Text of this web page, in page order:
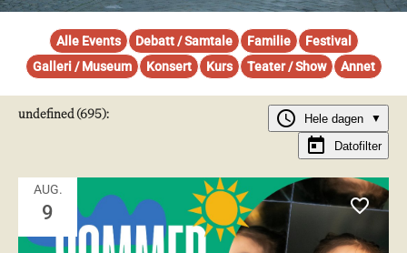
Alle Events Debatt / Samtale Familie
Festival
Galleri / Museum
Konsert Kurs Teater / Show Annet
undefined (695): schedule Hele dagen ▼
today Datofilter
AUG.
9 favorite_outlined